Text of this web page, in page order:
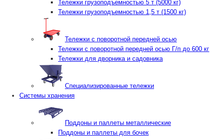
Тележки грузоподъемностью 5 т (5000 кг)
Тележки грузоподъемностью 1,5 т (1500 кг)
Тележки с поворотной передней осью
Тележки с поворотной передней осью Г/п до 600 кг
Тележки для дворника и садовника
Специализированные тележки
Системы хранения
Поддоны и паллеты металлические
Поддоны и паллеты для бочек